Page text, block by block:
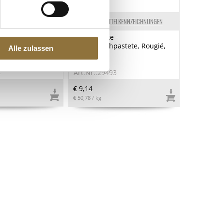
Alle zulassen
Direktsaft,
LEBENSMITTELKENNZEICHNUNGEN
Entenrillette -
Entenfleischpastete, Rougié,
Art.Nr.:29493
€ 9,14
€ 50,78 / kg